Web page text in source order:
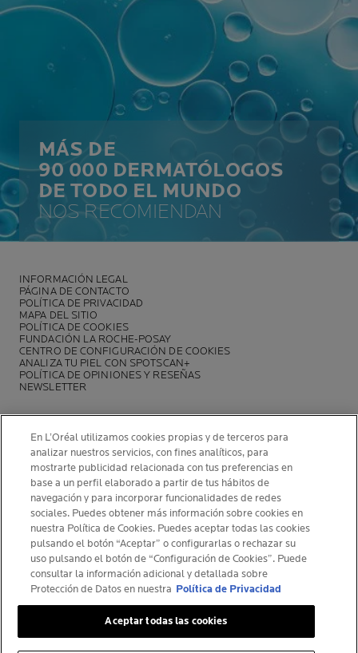
MÁS DE
90 000 DERMATÓLOGOS
DE TODO EL MUNDO
NOS RECOMIENDAN
INFORMACIÓN LEGAL
PÁGINA DE CONTACTO
POLÍTICA DE PRIVACIDAD
MAPA DEL SITIO
POLÍTICA DE COOKIES
FUNDACIÓN LA ROCHE-POSAY
CENTRO DE CONFIGURACIÓN DE COOKIES
ANALIZA TU PIEL CON SPOTSCAN+
POLÍTICA DE OPINIONES Y RESEÑAS
NEWSLETTER
INFORMACIÓN DEL FABRICANTE
COSMETIQUE ACTIVE INTERNATIONAL
La Roche-Posay Laboratoire Dermatologique CAI
86270 La Roche-Posay France
[email protected]
© La Roche-Posay
© Centre Thermal de La Roche-Posay
En L’Oréal utilizamos cookies propias y de terceros para
analizar nuestros servicios, con fines analíticos, para
mostrarte publicidad relacionada con tus preferencias en
base a un perfil elaborado a partir de tus hábitos de
navegación y para incorporar funcionalidades de redes
sociales. Puedes obtener más información sobre cookies en
nuestra Política de Cookies. Puedes aceptar todas las cookies
pulsando el botón “Aceptar” o configurarlas o rechazar su
uso pulsando el botón de “Configuración de Cookies”. Puede
consultar la información adicional y detallada sobre
Protección de Datos en nuestra Política de Privacidad
Aceptar todas las cookies